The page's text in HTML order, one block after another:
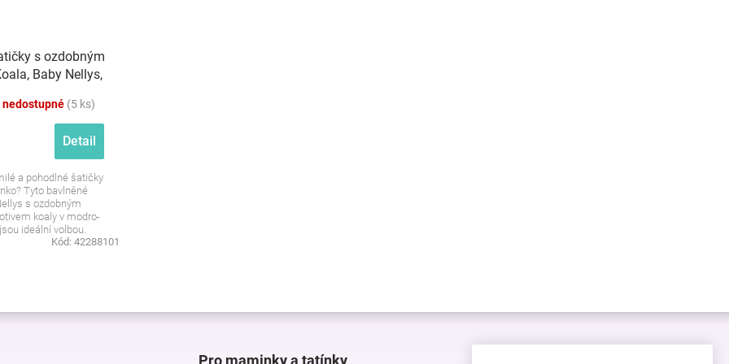
s ozdobným
Baby Nellys,
(5 ks)
Detail
a pohodlné šatičky
Tyto bavlněné
s ozdobným
koaly v modro-
ideální volbou.
Kód: 42288101
v
d
Pro maminky a tatínky